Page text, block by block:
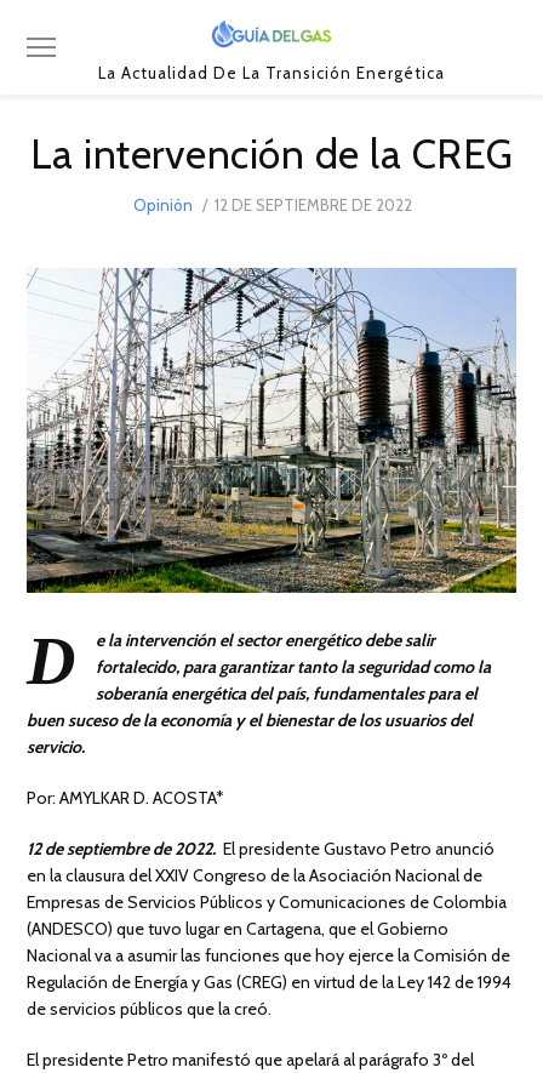
La Actualidad De La Transición Energética
La intervención de la CREG
Opinión
POSTED
12 DE SEPTIEMBRE DE 2022
D
e la intervención el sector energético debe salir
fortalecido, para garantizar tanto la seguridad como la
soberanía energética del país, fundamentales para el
buen suceso de la economía y el bienestar de los usuarios del
servicio.
Por: AMYLKAR D. ACOSTA*
12 de septiembre de 2022. El presidente Gustavo Petro anunció
en la clausura del XXIV Congreso de la Asociación Nacional de
Empresas de Servicios Públicos y Comunicaciones de Colombia
(ANDESCO) que tuvo lugar en Cartagena, que el Gobierno
Nacional va a asumir las funciones que hoy ejerce la Comisión de
Regulación de Energía y Gas (CREG) en virtud de la Ley 142 de 1994
de servicios públicos que la creó.
El presidente Petro manifestó que apelará al parágrafo 3º del